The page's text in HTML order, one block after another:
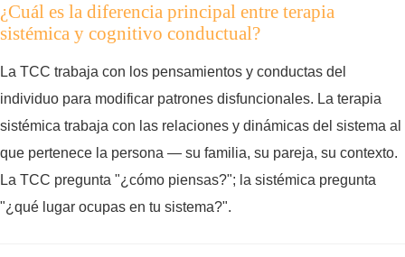
¿Cuál es la diferencia principal entre terapia
sistémica y cognitivo conductual?
La TCC trabaja con los pensamientos y conductas del
individuo para modificar patrones disfuncionales. La terapia
sistémica trabaja con las relaciones y dinámicas del sistema al
que pertenece la persona — su familia, su pareja, su contexto.
La TCC pregunta "¿cómo piensas?"; la sistémica pregunta
"¿qué lugar ocupas en tu sistema?".